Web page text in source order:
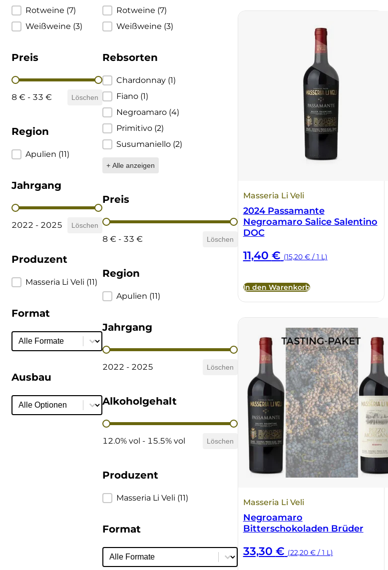
Rotweine (7)
Weißweine (3)
Preis
Preis
8 € - 33 € Löschen
Region
Region
Apulien (11)
Jahrgang
Jahrgang
2022 - 2025 Löschen
Produzent
Produzent
Masseria Li Veli (11)
Format
Format
Format
Ausbau
Ausbau
Ausbau
Rotweine (7)
Weißweine (3)
Rebsorten
Rebsorten
Chardonnay (1)
Fiano (1)
Negroamaro (4)
Primitivo (2)
Susumaniello (2)
+ Alle anzeigen
Preis
Preis
8 € - 33 € Löschen
Region
Region
Apulien (11)
Jahrgang
Jahrgang
2022 - 2025 Löschen
Alkoholgehalt
Alkoholgehalt
12.0% vol - 15.5% vol Löschen
Produzent
Produzent
Masseria Li Veli (11)
Format
Format
Format
Masseria Li Veli
2024 Passamante
Negroamaro Salice Salentino
DOC
11,40 € (15,20 € / 1 L)
In den Warenkorb
Masseria Li Veli
Negroamaro
Bitterschokoladen Brüder
33,30 € (22,20 € / 1 L)
Ulta